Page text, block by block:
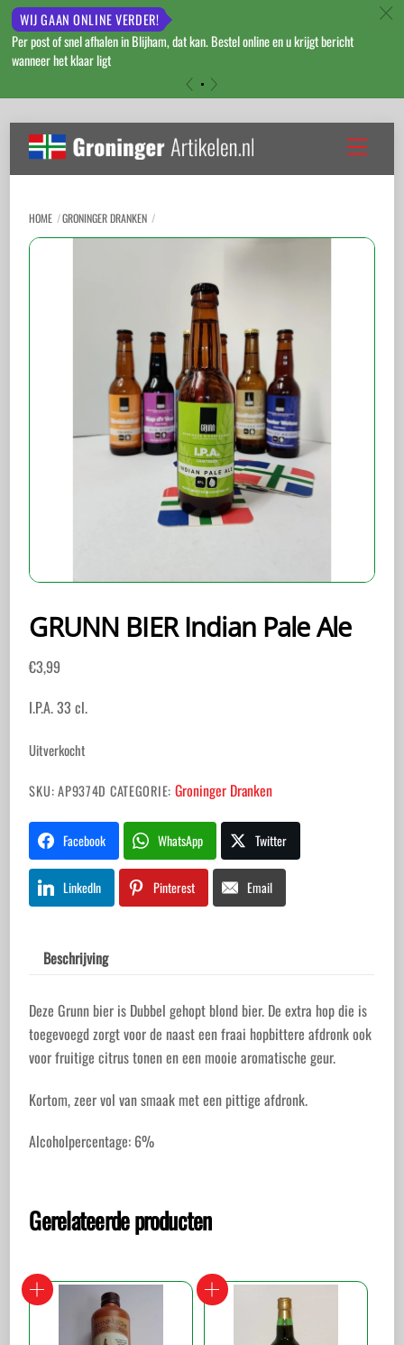
WIJ GAAN ONLINE VERDER!
Per post of snel afhalen in Blijham, dat kan. Bestel online en u krijgt bericht
wanneer het klaar ligt
c
content
Menu
HOME GRONINGER DRANKEN
GRUNN BIER Indian Pale Ale
€3,99
I.P.A. 33 cl.
Uitverkocht
SKU:AP9374D CATEGORIE: Groninger Dranken
Facebook WhatsApp Twitter
LinkedIn Pinterest Email
Beschrijving
Deze Grunn bier is Dubbel gehopt blond bier. De extra hop die is
toegevoegd zorgt voor de naast een fraai hopbittere afdronk ook
voor fruitige citrus tonen en een mooie aromatische geur.
Kortom, zeer vol van smaak met een pittige afdronk.
Alcoholpercentage: 6%
Gerelateerde producten